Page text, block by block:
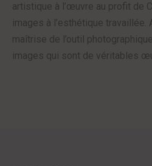
artistique à l’œuvre au profit de
images à l’esthétique travaillée.
maîtrise de l’outil
images qui sont de véritables